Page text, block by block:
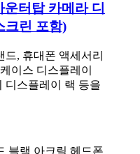
터탑 카메라 디
크린 포함)
, 휴대폰 액세서리
이스 디스플레이
디스플레이 랙 등을